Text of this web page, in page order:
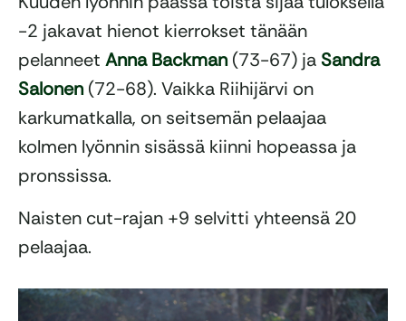
-2 jakavat hienot kierrokset tänään
pelanneet Anna Backman(73-67) ja Sandra
Salonen(72-68). Vaikka Riihijärvi on
karkumatkalla, on seitsemän pelaajaa
kolmen lyönnin sisässä kiinni hopeassa ja
pronssissa.
Naisten cut-rajan +9 selvitti yhteensä 20
pelaajaa.